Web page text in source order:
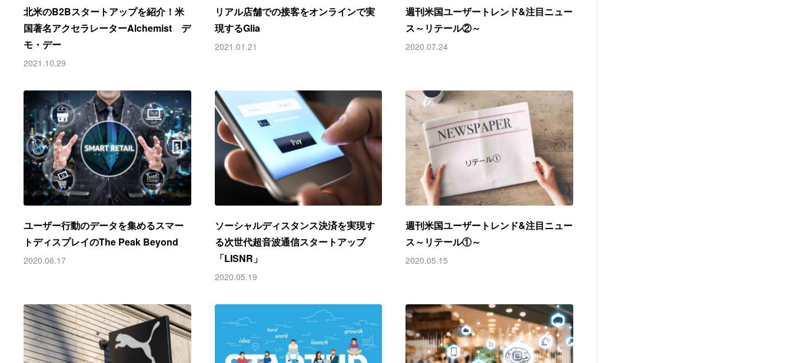
北米のB2Bスタートアップを紹介！米
国著名アクセラレーターAlchemist デ
モ・デー
2021.10.29
リアル店舗での接客をオンラインで実
現するGlia
2021.01.21
週刊米国ユーザートレンド&注目ニュー
ス～リテール②～
2020.07.24
ユーザー行動のデータを集めるスマー
トディスプレイのThe Peak Beyond
2020.06.17
ソーシャルディスタンス決済を実現す
る次世代超音波通信スタートアップ
「LISNR」
2020.05.19
週刊米国ユーザートレンド&注目ニュー
ス～リテール①～
2020.05.15